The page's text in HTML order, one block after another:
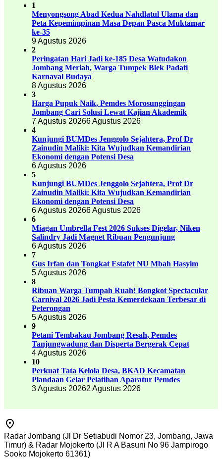
1
Menyongsong Abad Kedua Nahdlatul Ulama dan
Peta Kepemimpinan Masa Depan Pasca Muktamar
ke-35
9 Agustus 2026
2
Peringatan Hari Jadi ke-185 Desa Watudakon
Jombang Meriah, Warga Tumpek Blek Padati
Karnaval Budaya
8 Agustus 2026
3
Harga Pupuk Naik, Pemdes Morosunggingan
Jombang Cari Solusi Lewat Kajian Akademik
7 Agustus 20266 Agustus 2026
4
Kunjungi BUMDes Jenggolo Sejahtera, Prof Dr
Zainudin Maliki: Kita Wujudkan Kemandirian
Ekonomi dengan Potensi Desa
6 Agustus 2026
5
Kunjungi BUMDes Jenggolo Sejahtera, Prof Dr
Zainudin Maliki: Kita Wujudkan Kemandirian
Ekonomi dengan Potensi Desa
6 Agustus 20266 Agustus 2026
6
Miagan Umbrella Fest 2026 Sukses Digelar, Niken
Salindry Jadi Magnet Ribuan Pengunjung
6 Agustus 2026
7
Gus Irfan dan Tongkat Estafet NU Mbah Hasyim
5 Agustus 2026
8
Ribuan Warga Tumpah Ruah! Bongkot Spectacular
Carnival 2026 Jadi Pesta Kemerdekaan Terbesar di
Peterongan
5 Agustus 2026
9
Petani Tembakau Jombang Resah, Pemdes
Tanjungwadung dan Disperta Bergerak Cepat
4 Agustus 2026
10
Perkuat Tata Kelola Desa, BKAD Kecamatan
Plandaan Gelar Pelatihan Aparatur Pemdes
3 Agustus 20262 Agustus 2026
Radar Jombang (Jl Dr Setiabudi Nomor 23, Jombang, Jawa
Timur) & Radar Mojokerto (Jl R A Basuni No 96 Jampirogo
Sooko Mojokerto 61361)